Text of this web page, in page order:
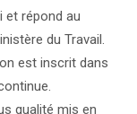
et répond au
du Travail.
est inscrit dans
qualité mis en